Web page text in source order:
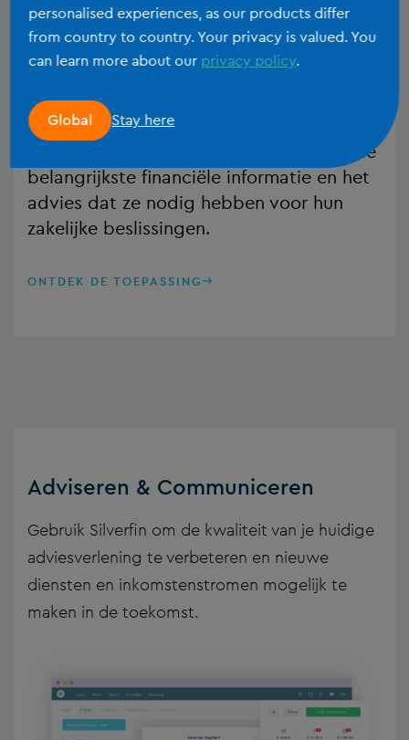
ONTDEK DE TOEPASSING
Klantenportalen
Geef klanten onmiddellijk toegang tot de
belangrijkste financiële informatie en het
advies dat ze nodig hebben voor hun
zakelijke beslissingen.
ONTDEK DE TOEPASSING
Adviseren & Communiceren
Gebruik Silverfin om de kwaliteit van je huidige
adviesverlening te verbeteren en nieuwe
diensten en inkomstenstromen mogelijk te
maken in de toekomst.
personalised experiences, as our products differ
from country to country. Your privacy is valued. You
can learn more about ourprivacy policy.
Global Stay here